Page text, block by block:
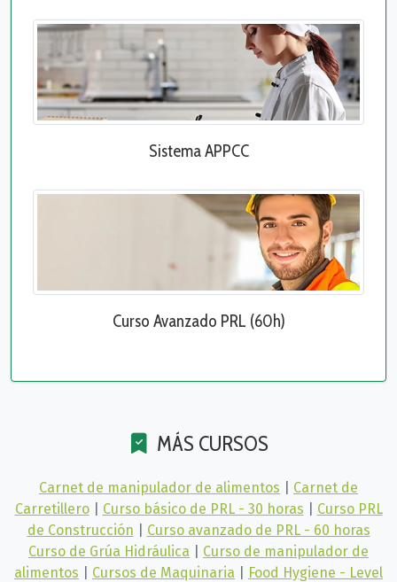
Sistema APPCC
Curso Avanzado PRL (60h)
MÁS CURSOS
Carnet de manipulador de alimentos
Carnet de
Carretillero
Curso básico de PRL - 30 horas
Curso PRL
de Construcción
Curso avanzado de PRL - 60 horas
Curso de Grúa Hidráulica
Curso de manipulador de
alimentos
Cursos de Maquinaria
Food Hygiene - Level